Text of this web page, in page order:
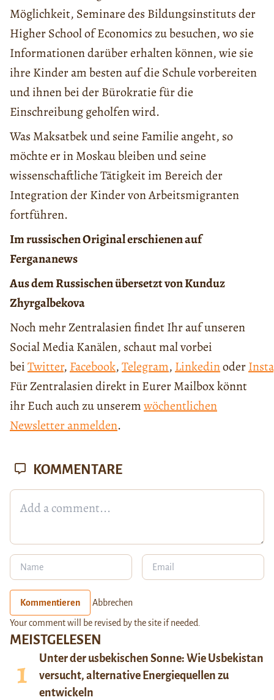
Möglichkeit, Seminare des Bildungsinstituts der
Higher School of Economics zu besuchen, wo sie
Informationen darüber erhalten können, wie sie
ihre Kinder am besten auf die Schule vorbereiten
und ihnen bei der Bürokratie für die
Einschreibung geholfen wird.
Was Maksatbek und seine Familie angeht, so
möchte er in Moskau bleiben und seine
wissenschaftliche Tätigkeit im Bereich der
Integration der Kinder von Arbeitsmigranten
fortführen.
Im russischen Original erschienen auf
Fergananews
Aus dem Russischen übersetzt von Kunduz
Zhyrgalbekova
Noch mehr Zentralasien findet Ihr auf unseren
Social Media Kanälen, schaut mal vorbei
beiTwitter, Facebook,Telegram, Linkedinoder
Für Zentralasien direkt in Eurer Mailbox könnt
ihr Euch auch zu unseremwöchentlichen
Newsletter anmelden.
MEISTGELESEN
Unter der usbekischen Sonne: Wie Usbekistan
versucht, alternative Energiequellen zu
entwickeln
KOMMENTARE
Kommentieren Abbrechen
Your comment will be revised by the site if needed.